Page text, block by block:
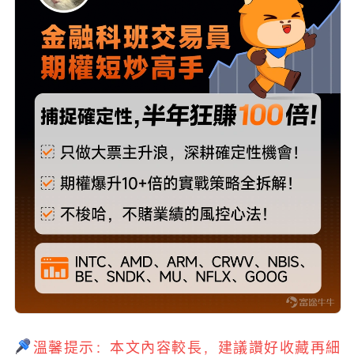
溫馨提示：本文內容較長，建議讚好收藏再細